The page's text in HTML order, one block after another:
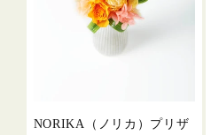
NORIKA（ノリカ）プリザ